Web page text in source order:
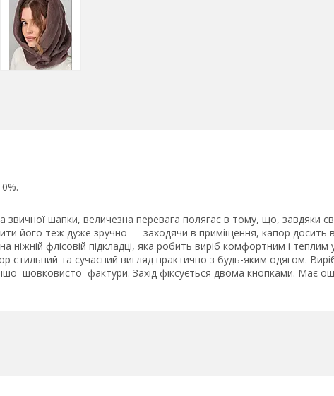
шапки, величезна перевага полягає в тому, що, завдяки
його теж дуже зручно — заходячи в приміщення, капор досить
флісовій підкладці, яка робить виріб комфортним і теплим у
стильний та сучасний вигляд практично з будь-яким одягом.
шовковистої фактури. Захід фіксується двома кнопками. Має